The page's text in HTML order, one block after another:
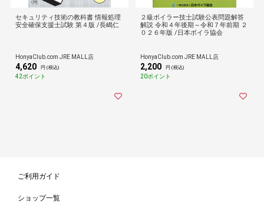
セキュリティ技術の教科書 情報処理
安全確保支援士試験 第４版 /長嶋仁
HonyaClub.com JRE MALL店
4,620 円 (税込)
42ポイント
２級ボイラー技士試験公表問題解答
解説 令和４年後期～令和７年前期 ２
０２６年版 /日本ボイラ協会
HonyaClub.com JRE MALL店
2,200 円 (税込)
20ポイント
ご利用ガイド
ショップ一覧